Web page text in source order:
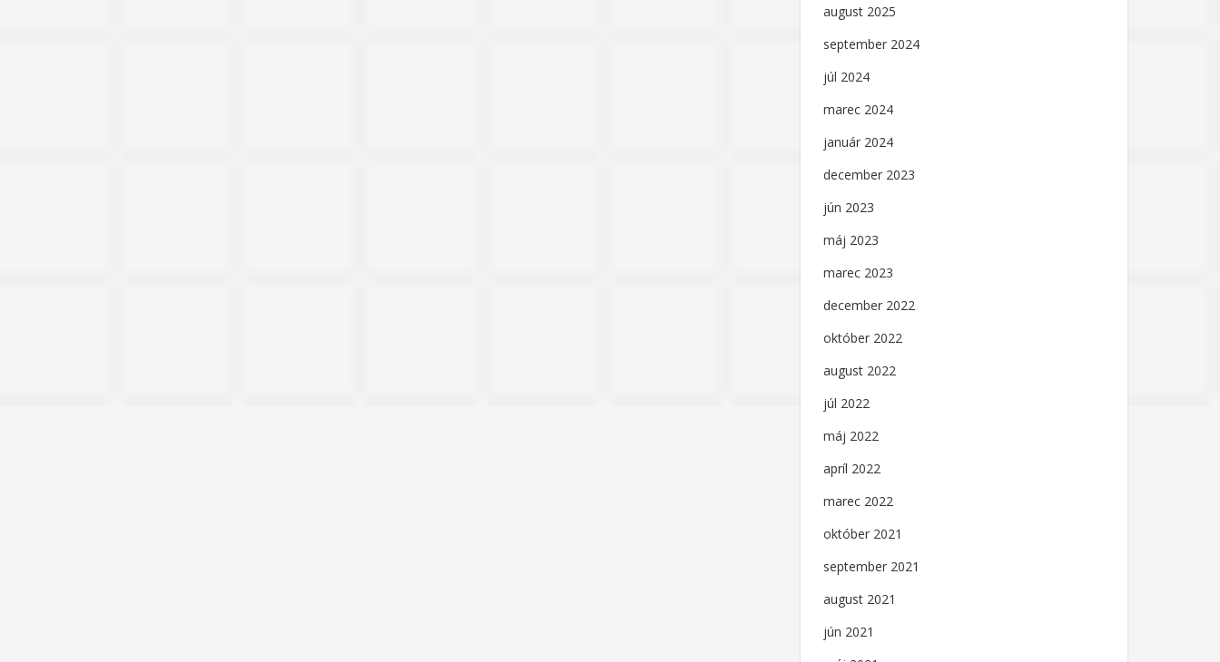
august 2025
september 2024
júl 2024
marec 2024
január 2024
december 2023
jún 2023
máj 2023
marec 2023
december 2022
október 2022
august 2022
júl 2022
máj 2022
apríl 2022
marec 2022
október 2021
september 2021
august 2021
jún 2021